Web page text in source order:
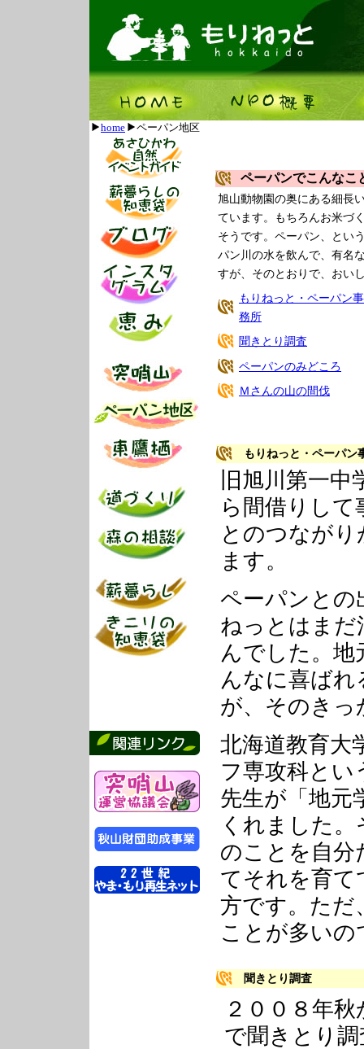
home ペーパン地区
ペーパンでこんなこ
旭山動物園の奥にある細長
ています。もちろんお米づ
そうです。ペーパン、とい
パン川の水を飲んで、有名
すが、そのとおりで、おい
もりねっと・ペーパン事
務所
聞きとり調査
ペーパンのみどころ
Ｍさんの山の間伐
もりねっと・ペーパン
旧旭川第一
ら間借りし
とのつなが
ます。
ペーパンとの
ねっとはま
んでした。地
んなに喜ば
が、そのき
北海道教育大
フ専攻科と
先生が「地元
くれました
のことを自分
てそれを育て
方です。ただ
ことが多い
聞きとり調査
２００８年
で聞きとり